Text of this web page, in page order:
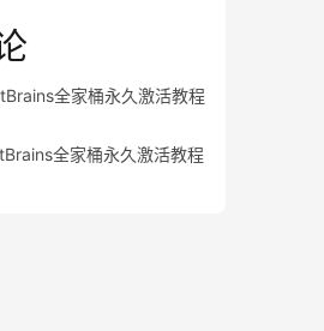
全家桶永久激活教程
全家桶永久激活教程